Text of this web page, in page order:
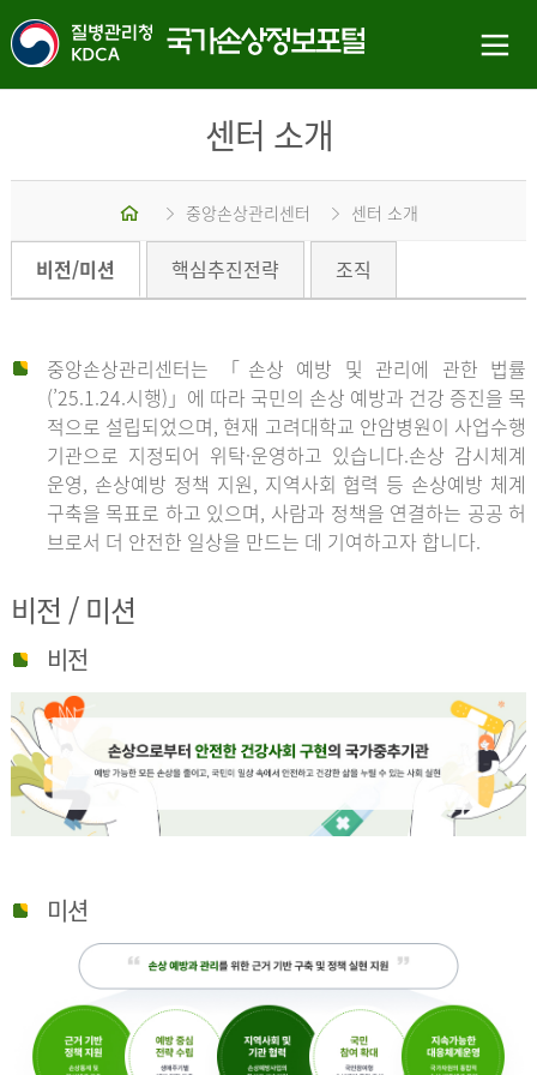
센터 소개
중앙손상관리센터 센터 소개
비전/미션 핵심추진전략 조직
중앙손상관리센터는 「손상 예방 및 관리에 관한 법률
(’25.1.24.시행)」에 따라 국민의 손상 예방과 건강 증진을 목
적으로 설립되었으며, 현재 고려대학교 안암병원이 사업수행
기관으로 지정되어 위탁·운영하고 있습니다.손상 감시체계
운영, 손상예방 정책 지원, 지역사회 협력 등 손상예방 체계
구축을 목표로 하고 있으며, 사람과 정책을 연결하는 공공 허
브로서 더 안전한 일상을 만드는 데 기여하고자 합니다.
비전 / 미션
비전
미션